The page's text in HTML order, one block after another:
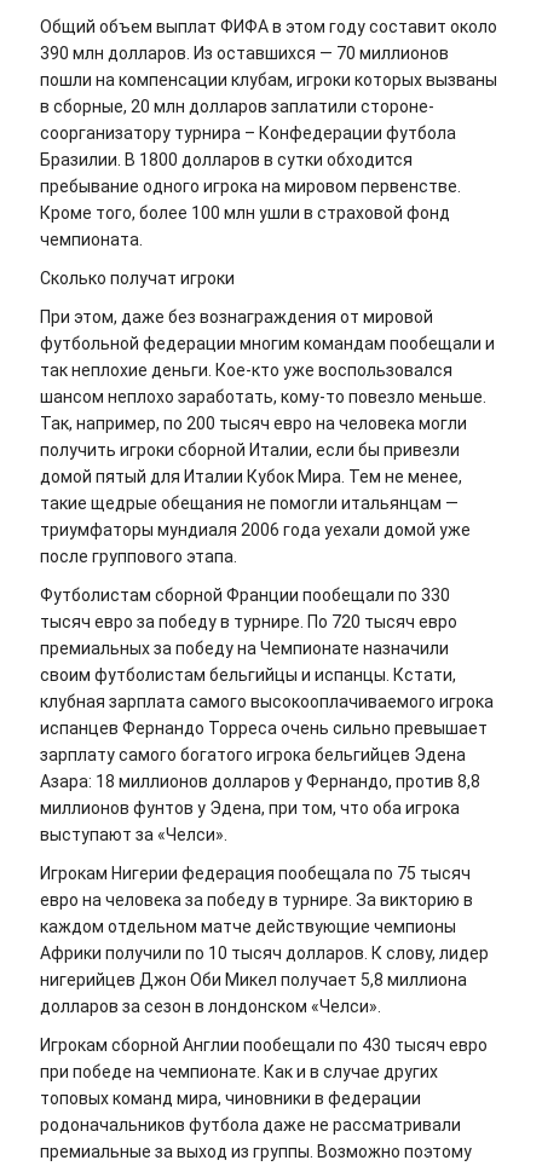
Общий объем выплат ФИФА в этом году составит около
390 млн долларов. Из оставшихся — 70 миллионов
пошли на компенсации клубам, игроки которых вызваны
в сборные, 20 млн долларов заплатили стороне-
соорганизатору турнира – Конфедерации футбола
Бразилии. В 1800 долларов в сутки обходится
пребывание одного игрока на мировом первенстве.
Кроме того, более 100 млн ушли в страховой фонд
чемпионата.
Сколько получат игроки
При этом, даже без вознаграждения от мировой
футбольной федерации многим командам пообещали и
так неплохие деньги. Кое-кто уже воспользовался
шансом неплохо заработать, кому-то повезло меньше.
Так, например, по 200 тысяч евро на человека могли
получить игроки сборной Италии, если бы привезли
домой пятый для Италии Кубок Мира. Тем не менее,
такие щедрые обещания не помогли итальянцам —
триумфаторы мундиаля 2006 года уехали домой уже
после группового этапа.
Футболистам сборной Франции пообещали по 330
тысяч евро за победу в турнире. По 720 тысяч евро
премиальных за победу на Чемпионате назначили
своим футболистам бельгийцы и испанцы. Кстати,
клубная зарплата самого высокооплачиваемого игрока
испанцев Фернандо Торреса очень сильно превышает
зарплату самого богатого игрока бельгийцев Эдена
Азара: 18 миллионов долларов у Фернандо, против 8,8
миллионов фунтов у Эдена, при том, что оба игрока
выступают за «Челси».
Игрокам Нигерии федерация пообещала по 75 тысяч
евро на человека за победу в турнире. За викторию в
каждом отдельном матче действующие чемпионы
Африки получили по 10 тысяч долларов. К слову, лидер
нигерийцев Джон Оби Микел получает 5,8 миллиона
долларов за сезон в лондонском «Челси».
Игрокам сборной Англии пообещали по 430 тысяч евро
при победе на чемпионате. Как и в случае других
топовых команд мира, чиновники в федерации
родоначальников футбола даже не рассматривали
премиальные за выход из группы. Возможно поэтому